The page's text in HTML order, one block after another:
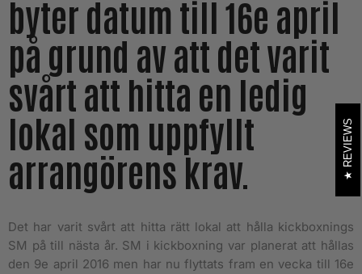
byter datum till 16e april
på grund av att det varit
svårt att hitta en ledig
lokal som uppfyllt
arrangörens krav.
Det har varit svårt att hitta rätt lokal att hålla kickboxnings
SM på till nästa år. SM i kickboxning var planerat att hållas
den 9e april 2016 men har nu flyttats fram en vecka till 16e
REVIEWS